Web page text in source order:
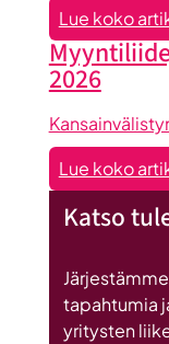
Lue koko
2026
Lue koko
Katso
tapahtumia
yritysten